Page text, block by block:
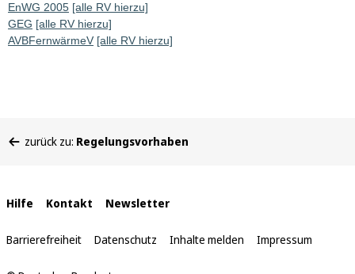
EnWG 2005 [alle RV hierzu]
GEG [alle RV hierzu]
AVBFernwärmeV [alle RV hierzu]
befinden
zurück zu: Regelungsvorhaben
Interne
Links
Hilfe Kontakt Newsletter
Barrierefreiheit Datenschutz Inhalte melden Impressum